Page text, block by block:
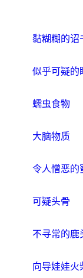
黏糊糊的诏
似乎可疑的
蠕虫食物
大脑物质
令人憎恶的
可疑头骨
不寻常的鹿
向导娃娃火